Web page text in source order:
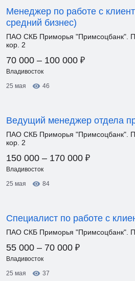
Менеджер по работе с
средний бизнес)
ПАО СКБ Приморья "Примсоцбанк".
кор. 2
70 000 – 100 000 ₽
Владивосток
25 мая
46
Ведущий менеджер отдела
ПАО СКБ Приморья "Примсоцбанк".
кор. 2
150 000 – 170 000 ₽
Владивосток
25 мая
84
Специалист по работе с
ПАО СКБ Приморья "Примсоцбанк".
55 000 – 70 000 ₽
Владивосток
25 мая
37